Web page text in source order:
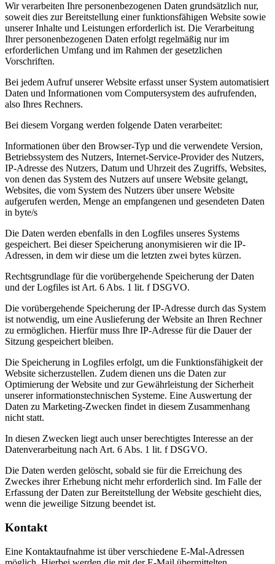
Wir verarbeiten Ihre personenbezogenen Daten grundsätzlich nur,
soweit dies zur Bereitstellung einer funktionsfähigen Website sowie
unserer Inhalte und Leistungen erforderlich ist. Die Verarbeitung
Ihrer personenbezogenen Daten erfolgt regelmäßig nur im
erforderlichen Umfang und im Rahmen der gesetzlichen
Vorschriften.
Bei jedem Aufruf unserer Website erfasst unser System automatisiert
Daten und Informationen vom Computersystem des aufrufenden,
also Ihres Rechners.
Bei diesem Vorgang werden folgende Daten verarbeitet:
Informationen über den Browser-Typ und die verwendete Version,
Betriebssystem des Nutzers, Internet-Service-Provider des Nutzers,
IP-Adresse des Nutzers, Datum und Uhrzeit des Zugriffs, Websites,
von denen das System des Nutzers auf unsere Website gelangt,
Websites, die vom System des Nutzers über unsere Website
aufgerufen werden, Menge an empfangenen und gesendeten Daten
in byte/s
Die Daten werden ebenfalls in den Logfiles unseres Systems
gespeichert. Bei dieser Speicherung anonymisieren wir die IP-
Adressen, in dem wir diese um die letzten zwei bytes kürzen.
Rechtsgrundlage für die vorübergehende Speicherung der Daten
und der Logfiles ist Art. 6 Abs. 1 lit. f DSGVO.
Die vorübergehende Speicherung der IP-Adresse durch das System
ist notwendig, um eine Auslieferung der Website an Ihren Rechner
zu ermöglichen. Hierfür muss Ihre IP-Adresse für die Dauer der
Sitzung gespeichert bleiben.
Die Speicherung in Logfiles erfolgt, um die Funktionsfähigkeit der
Website sicherzustellen. Zudem dienen uns die Daten zur
Optimierung der Website und zur Gewährleistung der Sicherheit
unserer informationstechnischen Systeme. Eine Auswertung der
Daten zu Marketing-Zwecken findet in diesem Zusammenhang
nicht statt.
In diesen Zwecken liegt auch unser berechtigtes Interesse an der
Datenverarbeitung nach Art. 6 Abs. 1 lit. f DSGVO.
Die Daten werden gelöscht, sobald sie für die Erreichung des
Zweckes ihrer Erhebung nicht mehr erforderlich sind. Im Falle der
Erfassung der Daten zur Bereitstellung der Website geschieht dies,
wenn die jeweilige Sitzung beendet ist.
Kontakt
Eine Kontaktaufnahme ist über verschiedene E-Mal-Adressen